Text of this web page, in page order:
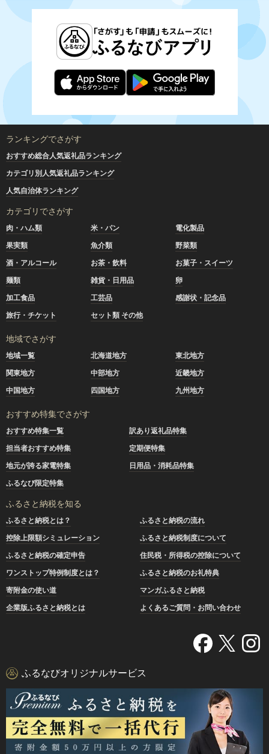
ランキングでさがす
おすすめ総合人気返礼品ランキング
カテゴリ別人気返礼品ランキング
人気自治体ランキング
カテゴリでさがす
肉・ハム類 米・パン
電化製品
果実類
魚介類
野菜類
酒・アルコール
お茶・飲料
お菓子・スイーツ
麺類
雑貨・日用品
卵
加工食品
工芸品
感謝状・記念品
旅行・チケット
セット類 その他
地域でさがす
地域一覧 北海道地方
東北地方
関東地方
中部地方
近畿地方
中国地方
四国地方 九州地方
おすすめ特集でさがす
おすすめ特集一覧
訳あり返礼品特集
担当者おすすめ特集
定期便特集
地元が誇る家電特集
日用品・消耗品特集
ふるなび限定特集
ふるさと納税を知る
ふるさと納税とは？
ふるさと納税の流れ
控除上限額シミュレーション
ふるさと納税制度について
ふるさと納税の確定申告
住民税・所得税の控除について
ワンストップ特例制度とは？
ふるさと納税のお礼特典
寄附金の使い道
マンガふるさと納税
企業版ふるさと納税とは
よくあるご質問・お問い合わせ
ふるなびオリジナルサービス